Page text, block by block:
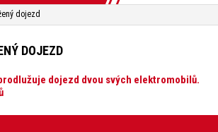
dojezd
DOJEZD
dojezd dvou svých elektromobilů.